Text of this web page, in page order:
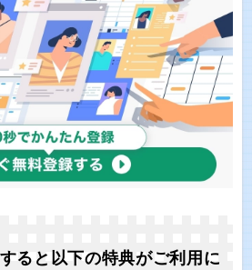
ると以下の特典がご利用に